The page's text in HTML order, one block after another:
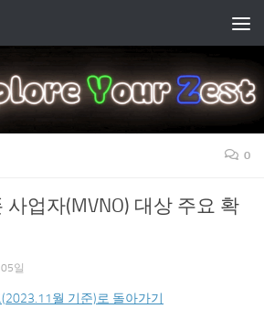
0
사업자(MVNO) 대상 주요 확
일
월 기준)로 돌아가기